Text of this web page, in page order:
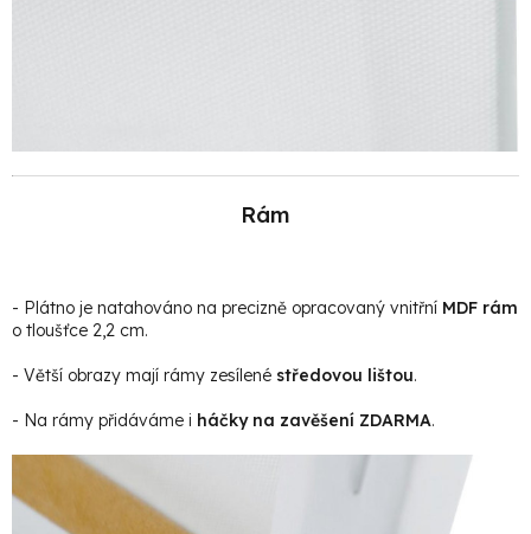
Rám
- Plátno je natahováno na precizně opracovaný vnitřní MDF rám
o tloušťce 2,2 cm.
- Větší obrazy mají rámy zesílené středovou lištou.
- Na rámy přidáváme i háčky na zavěšení ZDARMA.